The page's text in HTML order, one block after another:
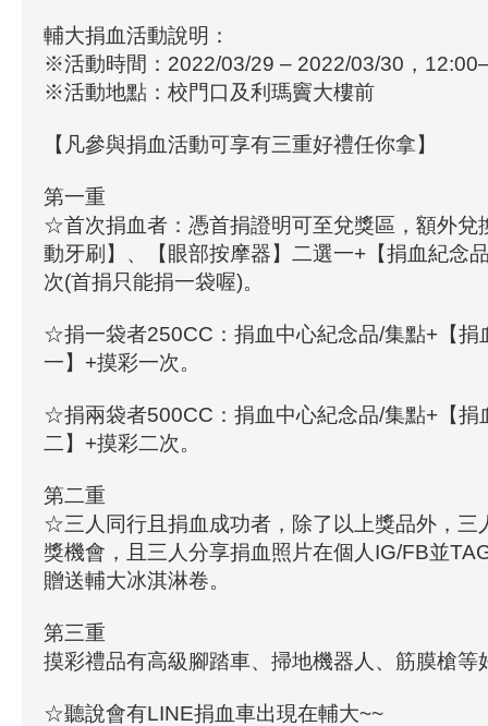
輔大捐血活動說明：
※活動時間：2022/03/29 – 2022/03/30，
※活動地點：校門口及利瑪竇大樓前
【凡參與捐血活動可享有三重好禮任你拿】
第一重
☆首次捐血者：憑首捐證明可至兌獎區，額外兌
動牙刷】、【眼部按摩器】二選一+【捐血紀念
次(首捐只能捐一袋喔)。
☆捐一袋者250CC：捐血中心紀念品/集點+【捐
一】+摸彩一次。
☆捐兩袋者500CC：捐血中心紀念品/集點+【捐
二】+摸彩二次。
第二重
☆三人同行且捐血成功者，除了以上獎品外，三
獎機會，且三人分享捐血照片在個人IG/FB並
贈送輔大冰淇淋卷。
第三重
摸彩禮品有高級腳踏車、掃地機器人、筋膜槍等
☆聽說會有LINE捐血車出現在輔大~~